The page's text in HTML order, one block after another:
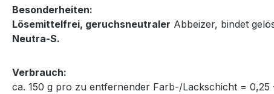
Besonderheiten:
Lösemittelfrei, geruchsneutraler Abbeizer, bindet
Neutra-S.
Verbrauch:
ca. 150 g pro zu entfernender Farb-/Lackschicht = 0,25